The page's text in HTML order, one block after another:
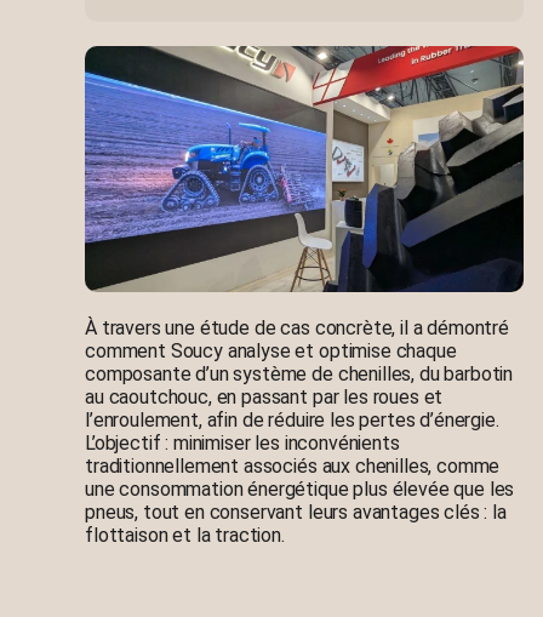
À travers une étude de cas concrète, il a démontré
comment Soucy analyse et optimise chaque
composante d’un système de chenilles, du barbotin
au caoutchouc, en passant par les roues et
l’enroulement, afin de réduire les pertes d’énergie.
L’objectif : minimiser les inconvénients
traditionnellement associés aux chenilles, comme
une consommation énergétique plus élevée que les
pneus, tout en conservant leurs avantages clés : la
flottaison et la traction.